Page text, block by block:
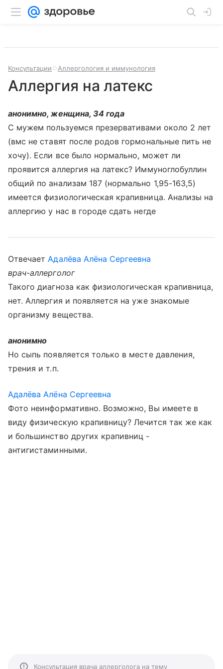
Консультации Аллергология и иммунология
Аллергия на латекс
анонимно, женщина, 34 года
С мужем пользуемся презервативами около 2 лет
(вмс не ставят после родов гормональные пить не
хочу). Если все было нормально, может ли
проявится аллергия на латекс? Иммуноглобуллин
общий по анализам 187 (нормально 1,95-163,5)
имеется физиологическая крапивница. Анализы на
аллергию у нас в городе сдать негде
ОтвечаетАдалёва Алёна Сергеевна
врач-аллерголог
Такого диагноза как физиологическая крапивница,
нет. Аллергия и появляется на уже знакомые
организму вещества.
анонимно
Но сыпь появляется только в месте давления,
трения и т.п.
Адалёва Алёна Сергеевна
Фото неинформативно. Возможно, Вы имеете в
виду физическую крапивницу? Лечится так же как
и большинство других крапивниц -
антигистаминными.
Консультация врача аллерголога на тему